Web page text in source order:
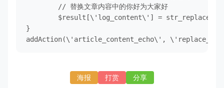
        // 替换文章内容中的你好为大家好
$result[\'log_content\'] =
}
addAction(\'article_content_echo\',
海报 打赏 分享